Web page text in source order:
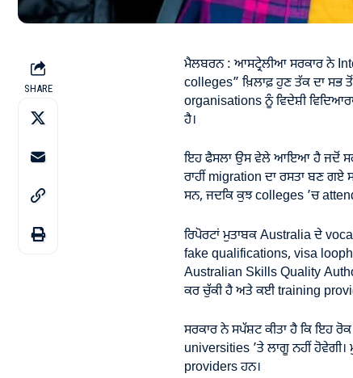
SHARE
ਮੈਲਬਰਨ : ਆਸਟ੍ਰੇਲੀਆ ਸਰਕਾਰ ਨੇ
colleges” ਖ਼ਿਲਾਫ਼ ਹੁਣ ਤੱਕ ਦਾ
organisations ਨੂੰ ਵਿਦੇਸ਼ੀ
ਹੈ।
ਇਹ ਫੈਸਲਾ ਉਸ ਵੇਲੇ ਆਇਆ ਹੈ ਜਦੋਂ
ਰਾਹੀਂ migration ਦਾ ਰਸਤਾ ਬਣ ਗਏ
ਸਨ, ਜਦਕਿ ਕੁਝ colleges ’ਚ
ਰਿਪੋਰਟਾਂ ਮੁਤਾਬਕ Australia ਦੇ
fake qualifications, visa
Australian Skills Quality
ਕਰ ਚੁੱਕੀ ਹੈ ਅਤੇ ਕਈ training
ਸਰਕਾਰ ਨੇ ਸਪੱਸ਼ਟ ਕੀਤਾ ਹੈ ਕਿ ਇਹ
universities ’ਤੇ ਲਾਗੂ ਨਹੀਂ
providers ਹਨ।